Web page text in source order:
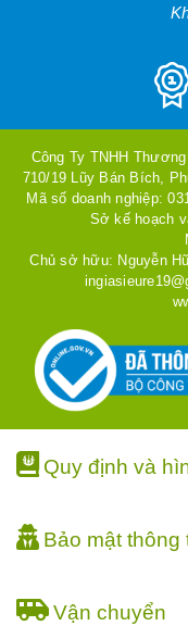
Công Ty TNHH
710/19 Lũy Bán Bích,
Mã số doanh nghiệp:
Sở kế hoạch
Chủ sở hữu: Nguyễn
Quy định và
Bảo mật thông
Vận chuyển